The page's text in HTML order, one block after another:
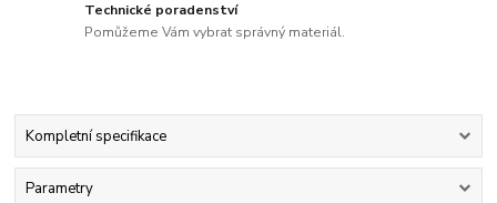
Technické poradenství
Pomůžeme Vám vybrat správný materiál.
Kompletní specifikace
Parametry